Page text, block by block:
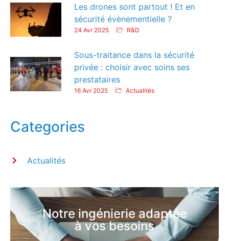
Les drones sont partout ! Et en
sécurité évènementielle ?
24 Avr 2025 R&D
Sous-traitance dans la sécurité
privée : choisir avec soins ses
prestataires
16 Avr 2025 Actualités
Categories
Actualités
Notre ingénierie adaptée
à vos besoins